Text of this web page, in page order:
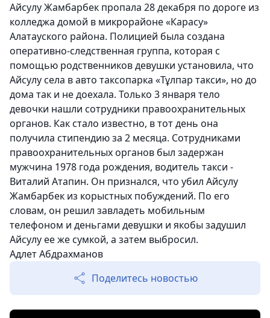
Айсулу Жамбарбек пропала 28 декабря по дороге из
колледжа домой в микрорайоне «Карасу»
Алатауского района. Полицией была создана
оперативно-следственная группа, которая с
помощью родственников девушки установила, что
Айсулу села в авто таксопарка «Тұлпар такси», но до
дома так и не доехала. Только 3 января тело
девочки нашли сотрудники правоохранительных
органов. Как стало известно, в тот день она
получила стипендию за 2 месяца. Сотрудниками
правоохранительных органов был задержан
мужчина 1978 года рождения, водитель такси -
Виталий Атапин. Он признался, что убил Айсулу
Жамбарбек из корыстных побуждений. По его
словам, он решил завладеть мобильным
телефоном и деньгами девушки и якобы задушил
Айсулу ее же сумкой, а затем выбросил.
Адлет Абдрахманов
Поделитесь новостью